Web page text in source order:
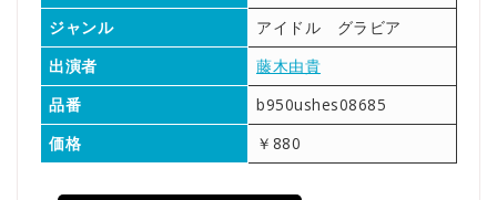
ジャンル
アイドル グラビア
出演者
藤木由貴
品番
b950ushes08685
価格
￥880